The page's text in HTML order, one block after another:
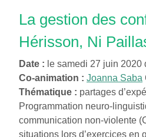
La gestion des
Hérisson, Ni
Date : le samedi 27 juin 2020
Co-animation : Joanna Saba
Thématique : partages
Programmation neuro-
communication non-violente
situations lors d’exercices en